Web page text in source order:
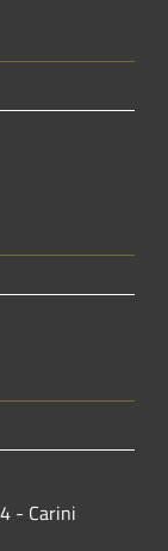
- Carini